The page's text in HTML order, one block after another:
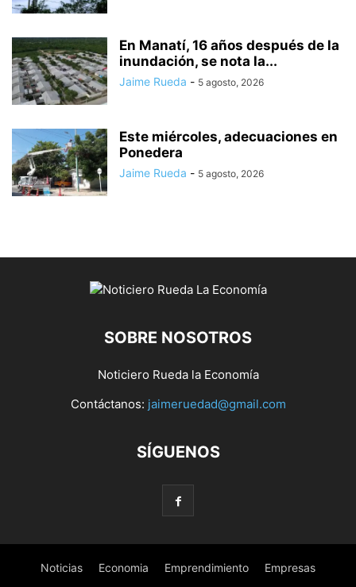
En Manatí, 16 años después de la
inundación, se nota la...
Jaime Rueda - 5 agosto, 2026
Este miércoles, adecuaciones en
Ponedera
Jaime Rueda - 5 agosto, 2026
SOBRE NOSOTROS
Noticiero Rueda la Economía
Contáctanos: jaimeruedad@gmail.com
SÍGUENOS
Noticias Economia Emprendimiento Empresas